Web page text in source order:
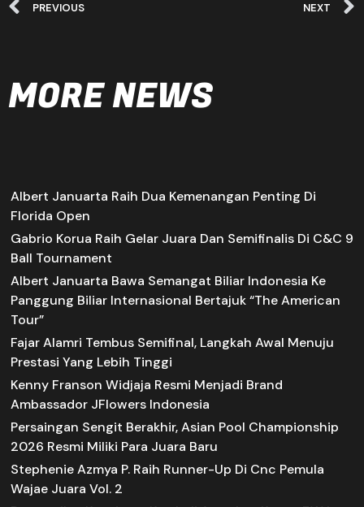
PREVIOUS NEXT
MORE NEWS
Albert Januarta Raih Dua Kemenangan Penting Di
Florida Open
Gabrio Korua Raih Gelar Juara Dan Semifinalis Di C&C 9
Ball Tournament
Albert Januarta Bawa Semangat Biliar Indonesia Ke
Panggung Biliar Internasional Bertajuk “The American
Tour”
Fajar Alamri Tembus Semifinal, Langkah Awal Menuju
Prestasi Yang Lebih Tinggi
Kenny Franson Widjaja Resmi Menjadi Brand
Ambassador JFlowers Indonesia
Persaingan Sengit Berakhir, Asian Pool Championship
2026 Resmi Miliki Para Juara Baru
Stephenie Azmya P. Raih Runner-Up Di Cnc Pemula
Wajae Juara Vol. 2